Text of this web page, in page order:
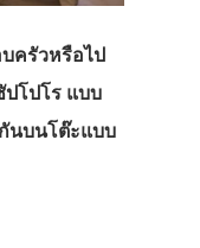
ครัวหรือไป
โปโร แบบ
นบนโต๊ะแบบ